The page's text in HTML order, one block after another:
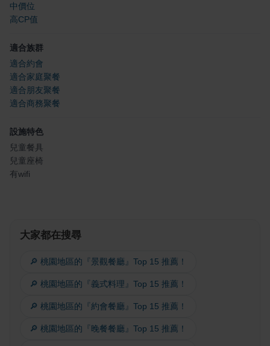
中價位
高CP值
適合族群
適合約會
適合家庭聚餐
適合朋友聚餐
適合商務聚餐
設施特色
兒童餐具
兒童座椅
有wifi
大家都在搜尋
🔎 桃園地區的『景觀餐廳』Top 15 推薦！
🔎 桃園地區的『義式料理』Top 15 推薦！
🔎 桃園地區的『約會餐廳』Top 15 推薦！
🔎 桃園地區的『晚餐餐廳』Top 15 推薦！